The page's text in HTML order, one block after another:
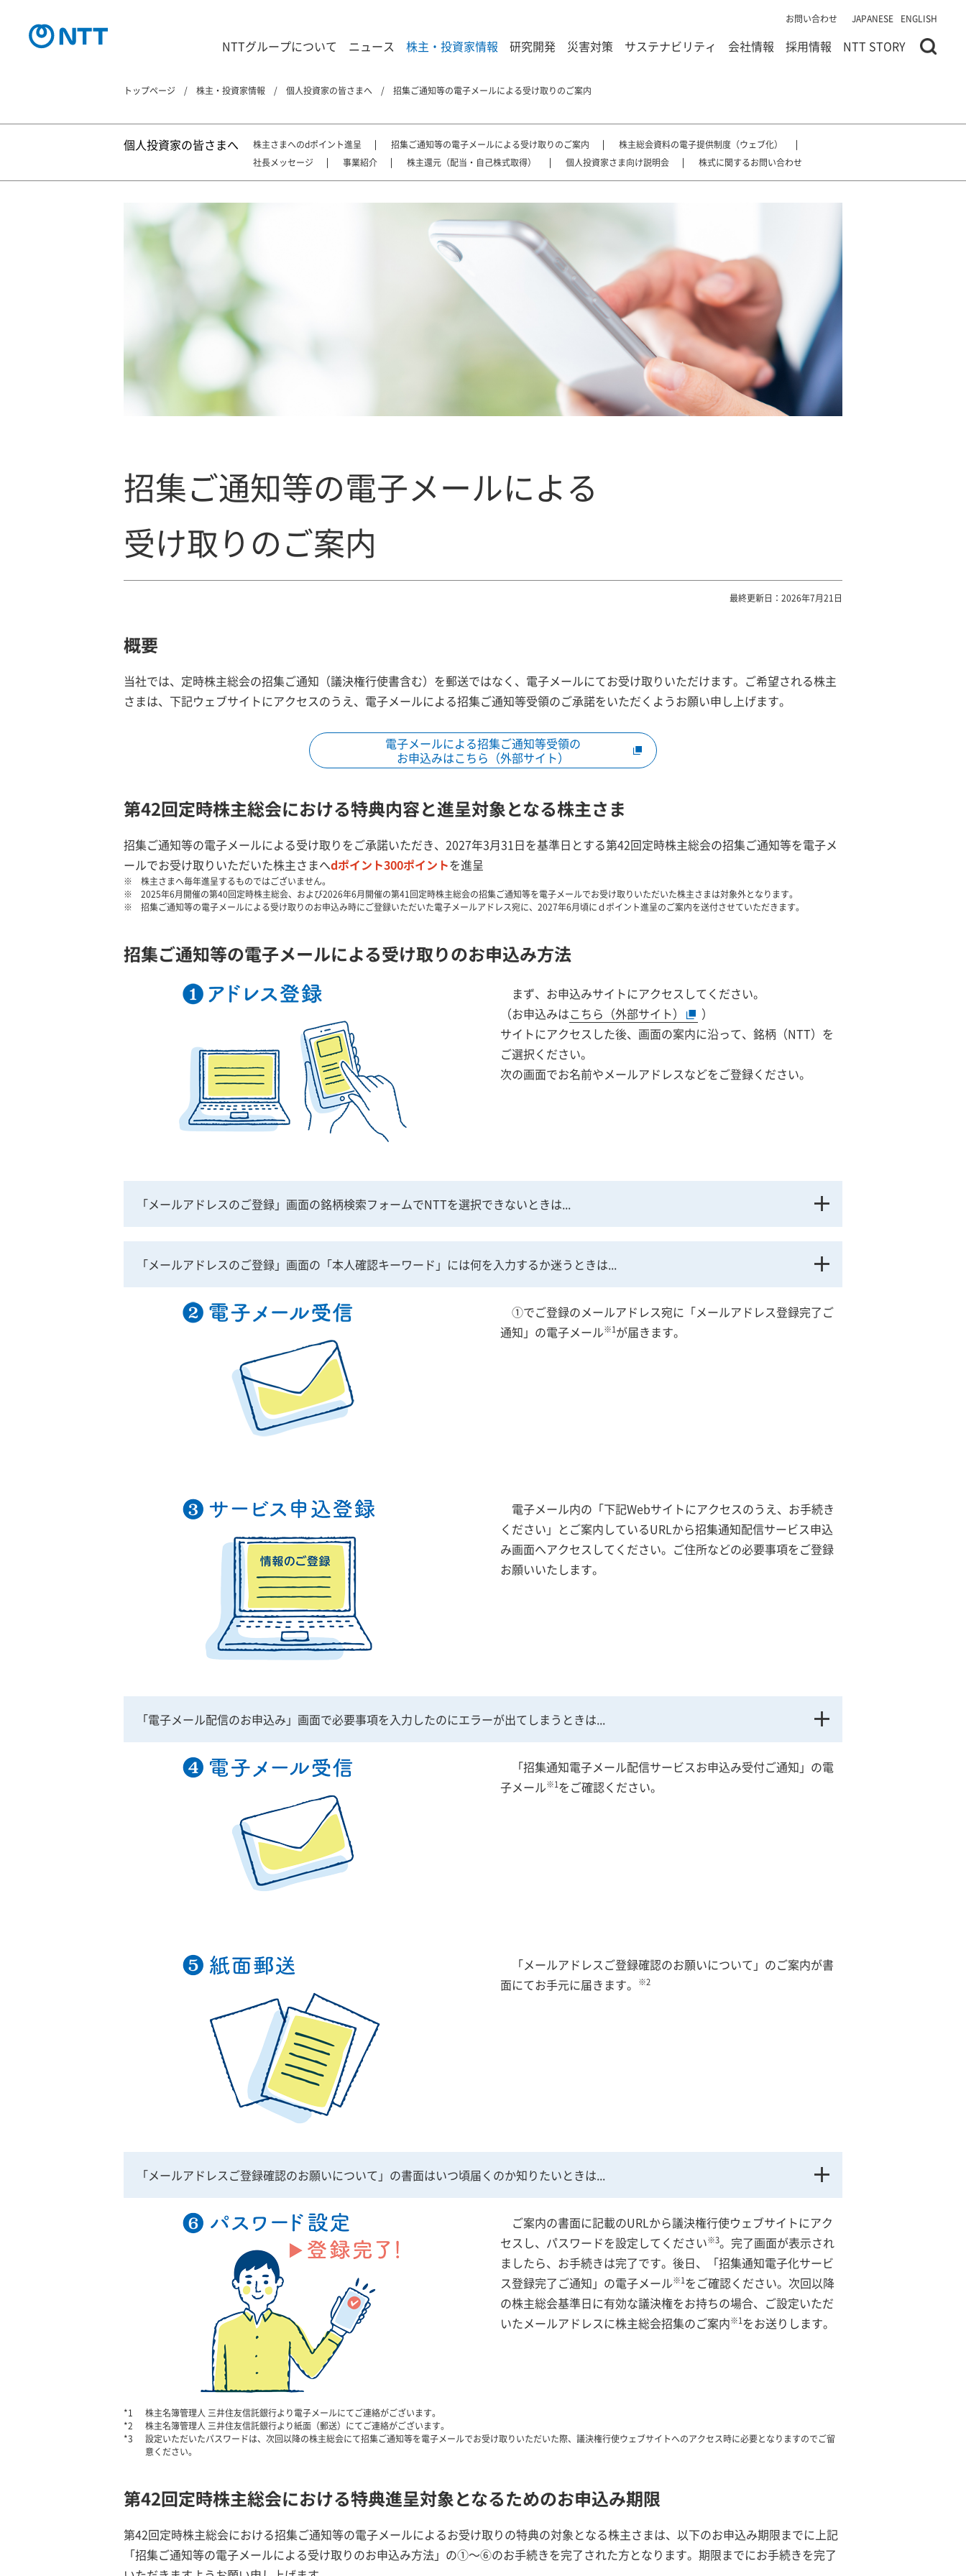
お問い合わせ JAPANESE ENGLISH
NTTグループについて ニュース 株主・投資家情報 研究開発 災害対策 サステナビリティ 会社情報 採用情報 NTT STORY
トップページ 株主・投資家情報 個人投資家の皆さまへ 招集ご通知等の電子メールによる受け取りのご案内
個人投資家の皆さまへ 株主さまへのdポイント進呈 招集ご通知等の電子メールによる受け取りのご案内
株主総会資料の電子提供制度（ウェブ化）
社長メッセージ
事業紹介 株主還元（配当・自己株式取得） 個人投資家さま向け説明会 株式に関するお問い合わせ
招集ご通知等の電子メールによる
受け取りのご案内
最終更新日：2026年7月21日
概要
当社では、定時株主総会の招集ご通知（議決権行使書含む）を郵送ではなく、電子メールにてお受け取りいただけます。ご希望される株主
さまは、下記ウェブサイトにアクセスのうえ、電子メールによる招集ご通知等受領のご承諾をいただくようお願い申し上げます。
電子メールによる招集ご通知等受領の
お申込みはこちら（外部サイト）
第42回定時株主総会における特典内容と進呈対象となる株主さま
招集ご通知等の電子メールによる受け取りをご承諾いただき、2027年3月31日を基準日とする第42回定時株主総会の招集ご通知等を電子メ
ールでお受け取りいただいた株主さまへdポイント300ポイントを進呈
株主さまへ毎年進呈するものではございません。
2025年6月開催の第40回定時株主総会、および2026年6月開催の第41回定時株主総会の招集ご通知等を電子メールでお受け取りいただいた株主さまは対象外となります。
招集ご通知等の電子メールによる受け取りのお申込み時にご登録いただいた電子メールアドレス宛に、2027年6月頃にｄポイント進呈のご案内を送付させていただきます。
招集ご通知等の電子メールによる受け取りのお申込み方法
まず、お申込みサイトにアクセスしてください。
（お申込みはこちら（外部サイト）
）
サイトにアクセスした後、画面の案内に沿って、銘柄（NTT）を
ご選択ください。
次の画面でお名前やメールアドレスなどをご登録ください。
「メールアドレスのご登録」画面の銘柄検索フォームでNTTを選択できないときは...
「メールアドレスのご登録」画面の「本人確認キーワード」には何を入力するか迷うときは...
①でご登録のメールアドレス宛に「メールアドレス登録完了ご
通知」の電子メール※1が届きます。
電子メール内の「下記Webサイトにアクセスのうえ、お手続き
ください」とご案内しているURLから招集通知配信サービス申込
み画面へアクセスしてください。ご住所などの必要事項をご登録
お願いいたします。
「電子メール配信のお申込み」画面で必要事項を入力したのにエラーが出てしまうときは...
「招集通知電子メール配信サービスお申込み受付ご通知」の電
子メール※1をご確認ください。
「メールアドレスご登録確認のお願いについて」のご案内が書
面にてお手元に届きます。
※2
「メールアドレスご登録確認のお願いについて」の書面はいつ頃届くのか知りたいときは...
ご案内の書面に記載のURLから議決権行使ウェブサイトにアク
セスし、パスワードを設定してください※3。完了画面が表示され
ましたら、お手続きは完了です。後日、「招集通知電子化サービ
ス登録完了ご通知」の電子メール※1をご確認ください。次回以降
の株主総会基準日に有効な議決権をお持ちの場合、ご設定いただ
いたメールアドレスに株主総会招集のご案内※1をお送りします。
株主名簿管理人 三井住友信託銀行より電子メールにてご連絡がございます。
株主名簿管理人 三井住友信託銀行より紙面（郵送）にてご連絡がございます。
設定いただいたパスワードは、次回以降の株主総会にて招集ご通知等を電子メールでお受け取りいただいた際、議決権行使ウェブサイトへのアクセス時に必要となりますのでご留
意ください。
第42回定時株主総会における特典進呈対象となるためのお申込み期限
第42回定時株主総会における招集ご通知等の電子メールによるお受け取りの特典の対象となる株主さまは、以下のお申込み期限までに上記
「招集ご通知等の電子メールによる受け取りのお申込み方法」の①～⑥のお手続きを完了された方となります。期限までにお手続きを完了